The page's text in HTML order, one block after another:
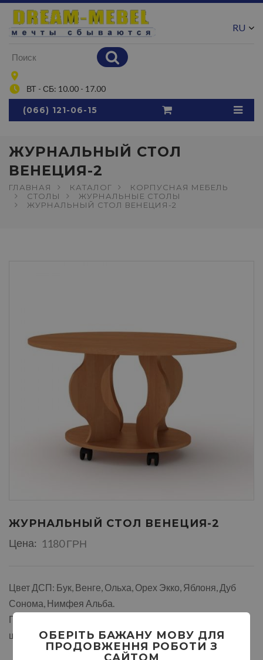
ВТ - СБ: 10.00 - 17.00
RU
(066) 121-06-15
ЖУРНАЛЬНЫЙ СТОЛ
ВЕНЕЦИЯ-2
ГЛАВНАЯ КАТАЛОГ
КОРПУСНАЯ МЕБЕЛЬ
СТОЛЫ
ЖУРНАЛЬНЫЕ СТОЛЫ
ЖУРНАЛЬНЫЙ СТОЛ ВЕНЕЦИЯ-2
ЖУРНАЛЬНЫЙ СТОЛ ВЕНЕЦИЯ-2
Цена: 1180 ГРН
Цвет ДСП: Бук, Венге, Ольха, Орех Экко, Яблоня, Дуб
Сонома, Нимфея Альба.
Габаритные размеры:
ширина - 900 мм высота - 484 мм глубина - 595 мм.
ОБЕРІТЬ БАЖАНУ МОВУ ДЛЯ
ПРОДОВЖЕННЯ РОБОТИ З